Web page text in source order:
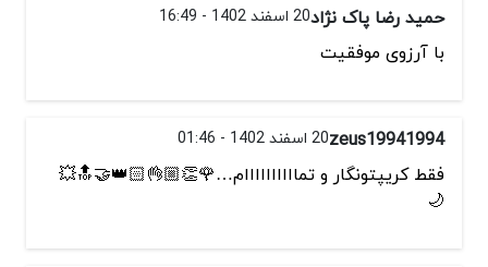
حمید رضا پاک نژاد20 اسفند 1402 - 16:49
با آرزوی موفقیت
zeus1994199420 اسفند 1402 - 01:46
فقط کریپتونگار و تماااااااااام…🌹👏🏼👌🏻👑🤝🔝💥
🌙